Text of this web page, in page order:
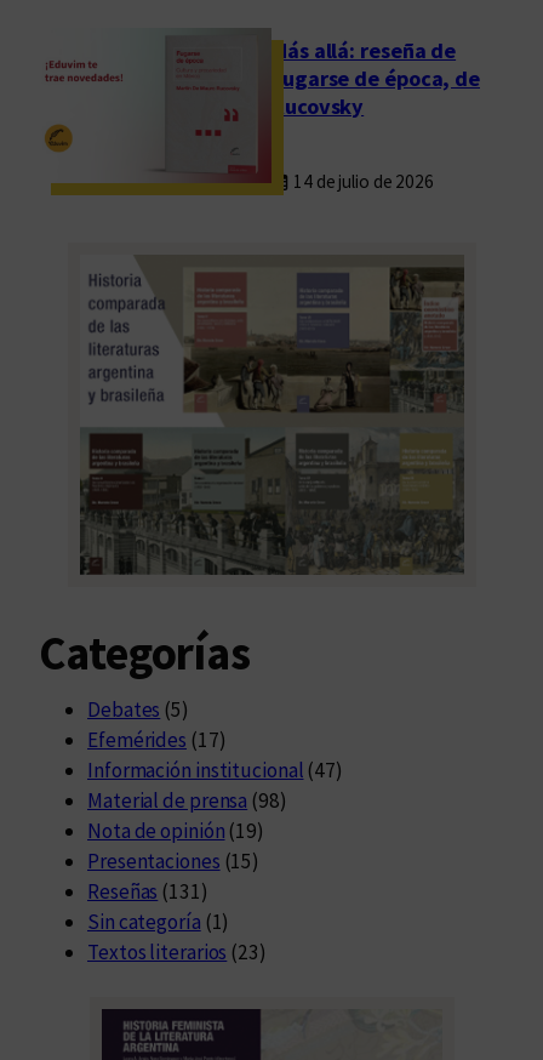
Más allá: reseña de
Fugarse de época, de
Rucovsky
14 de julio de 2026
Categorías
Debates (5)
Efemérides (17)
Información institucional (47)
Material de prensa (98)
Nota de opinión (19)
Presentaciones (15)
Reseñas (131)
Sin categoría (1)
Textos literarios (23)